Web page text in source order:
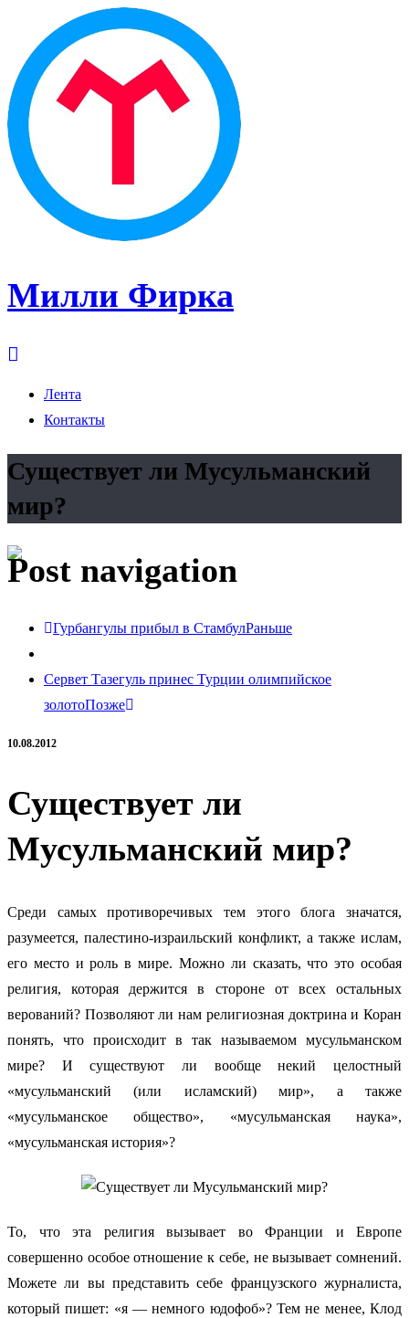
Милли Фирка
Лента
Контакты
Существует ли Мусульманский
мир?
Post navigation
Гурбангулы прибыл в СтамбулРаньше
Сервет Тазегуль принес Турции олимпийское
золотоПозже
10.08.2012
Существует ли
Мусульманский мир?
Среди самых противоречивых тем этого блога значатся,
разумеется, палестино-израильский конфликт, а также ислам,
его место и роль в мире. Можно ли сказать, что это особая
религия, которая держится в стороне от всех остальных
верований? Позволяют ли нам религиозная доктрина и Коран
понять, что происходит в так называемом мусульманском
мире? И существуют ли вообще некий целостный
«мусульманский (или исламский) мир», а также
«мусульманское общество», «мусульманская наука»,
«мусульманская история»?
То, что эта религия вызывает во Франции и Европе
совершенно особое отношение к себе, не вызывает сомнений.
Можете ли вы представить себе французского журналиста,
который пишет: «я — немного юдофоб»? Тем не менее, Клод